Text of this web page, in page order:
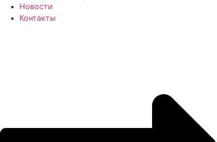
Новости
Контакты